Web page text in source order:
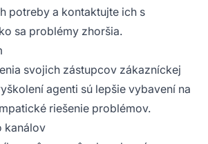
potreby a kontaktujte ich s
sa problémy zhoršia.
svojich zástupcov zákazníckej
agenti sú lepšie vybavení na
riešenie problémov.
kanálov